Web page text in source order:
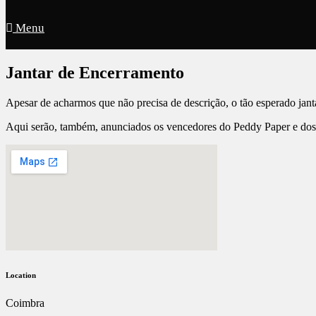
Menu
Jantar de Encerramento
Apesar de acharmos que não precisa de descrição, o tão esperado
Aqui serão, também, anunciados os vencedores do Peddy Paper e
Location
Coimbra